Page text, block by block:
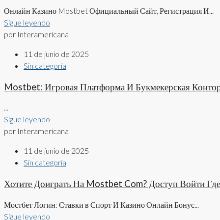
Онлайн Казино Mostbet Официальный Сайт, Регистрация И...
Sigue leyendo
por Interamericana
11 de junio de 2025
Sin categoría
Mostbet: Игровая Платформа И Букмекерская
...
Sigue leyendo
por Interamericana
11 de junio de 2025
Sin categoría
Хотите Доиграть На Mostbet Com? Доступ Войти Где
Мостбет Логин: Ставки в Спорт И Казино Онлайн Бонус...
Sigue leyendo